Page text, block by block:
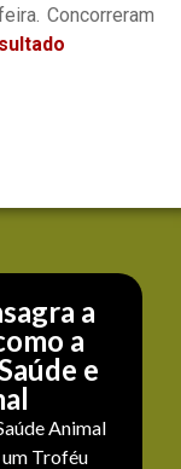
Concorreram
a
a
e
Animal
Troféu